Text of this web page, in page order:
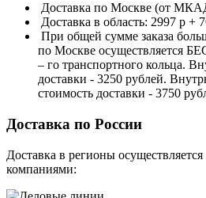
Доставка по Москве (от
Доставка в область: 2997 р
При общей сумме заказа
по Москве осуществляется
– го транспортного кольца.
доставки - 3250 рублей.
стоимость доставки - 3750
Доставка по России
Доставка в регионы
компаниями: